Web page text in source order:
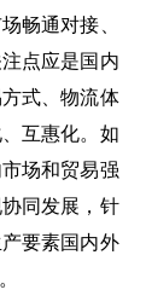
畅通对接、
点应是国内
式、物流体
互惠化。如
场和贸易强
同发展，针
要素国内外